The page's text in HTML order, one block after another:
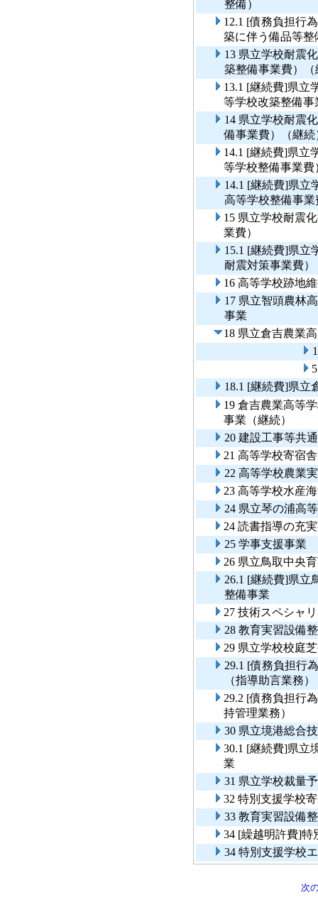
整備）
12.1 [債務負担行
築に伴う備品等整
13 県立学校耐震
築整備事業費）（
13.1 [継続費]県立
等学校改築整備
14 県立学校耐震
備事業費）（継続
14.1 [継続費]県立
等学校整備事業費
14.1 [継続費]県立
高等学校整備事
15 県立学校耐震
業費）
15.1 [継続費]県立
耐震対策事業費）
16 高等学校跡地
17 県立智頭農林
事業
18 県立倉吉農業
18.1 [継続費]県立
19 倉吉農業高等
事業（継続）
20 建設工事等共
21 高等学校寄宿
22 高等学校農業
23 高等学校水産
24 県立琴の浦高
24 読書指導の充
25 学事支援事業
26 県立鳥取中央
26.1 [継続費]県立
整備事業
27 技術スペシャ
28 教育実習設備
29 県立学校校庭
29.1 [債務負担行
（指導助言業務）
29.2 [債務負担行
持管理業務）
30 県立境港総合
30.1 [継続費]県立
業
31 県立学校裁量
32 特別支援学校
33 教育実習設備
34 [繰越明許費]特
34 特別支援学校
次